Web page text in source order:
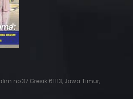
no.37 Gresik 61113, Jawa Timur,